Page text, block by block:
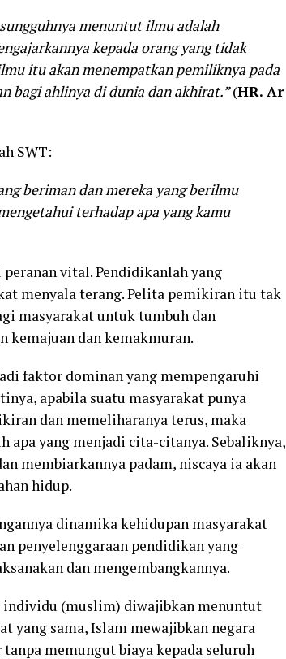
menuntut ilmu adalah
kepada orang yang tidak
itu akan menempatkan pemiliknya pada
bagi ahlinya di dunia dan akhirat.”(HR. Ar
SWT:
beriman dan mereka yang berilmu
terhadap apa yang kamu
vital. Pendidikanlah yang
menyala terang. Pelita pemikiran itu tak
masyarakat untuk tumbuh dan
kemajuan dan kemakmuran.
faktor dominan yang mempengaruhi
apabila suatu masyarakat punya
dan memeliharanya terus, maka
apa yang menjadi cita-citanya. Sebaliknya,
membiarkannya padam, niscaya ia akan
hidup.
dinamika kehidupan masyarakat
penyelenggaraan pendidikan yang
dan mengembangkannya.
individu (muslim) diwajibkan menuntut
yang sama, Islam mewajibkan negara
memungut biaya kepada seluruh